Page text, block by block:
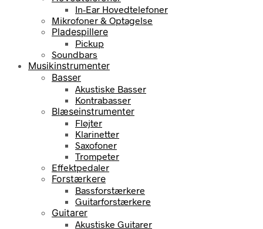
In-Ear Hovedtelefoner
Mikrofoner & Optagelse
Pladespillere
Pickup
Soundbars
Musikinstrumenter
Basser
Akustiske Basser
Kontrabasser
Blæseinstrumenter
Fløjter
Klarinetter
Saxofoner
Trompeter
Effektpedaler
Forstærkere
Bassforstærkere
Guitarforstærkere
Guitarer
Akustiske Guitarer